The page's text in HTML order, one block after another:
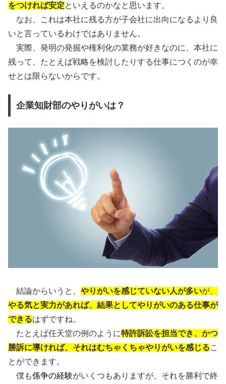
をつければ安定といえるのかなと思います。
なお、これは本社に残る方が子会社に出向になるより良
いと言っているわけではありません。
実際、発明の発掘や権利化の業務が好きなのに、本社に
残って、たとえば戦略を検討したりする仕事につくのが幸
せとは限らないからです。
企業知財部のやりがいは？
結論からいうと、 やりがいを感じていない人が多いが、
やる気と実力があれば、結果としてやりがいのある仕事が
できるはずですね。
たとえば任天堂の例のように特許訴訟を担当でき、かつ
勝訴に導ければ、それはむちゃくちゃやりがいを感じるこ
とができます。
僕も係争の経験がいくつもありますが、それを勝利で終